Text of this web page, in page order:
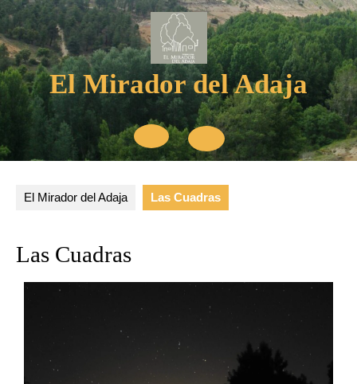
El Mirador del Adaja
El Mirador del Adaja Las Cuadras
Las Cuadras